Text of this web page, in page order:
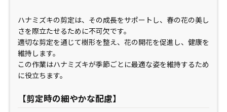
ハナミズキの剪定は、その成長をサポートし、春の花の美し
さを際立たせるために不可欠です。
適切な剪定を通じて樹形を整え、花の開花を促進し、健康を
維持します。
この作業はハナミズキが季節ごとに最適な姿を維持するため
に役立ちます。
【剪定時の細やかな配慮】